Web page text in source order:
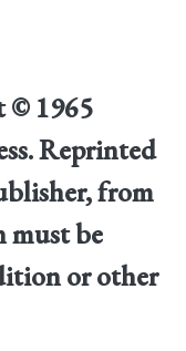
© 1965
Reprinted
from
must be
or other